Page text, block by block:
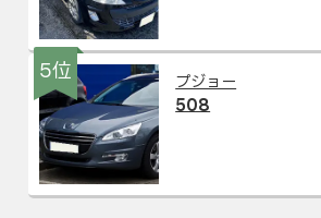
5位
プジョー
508